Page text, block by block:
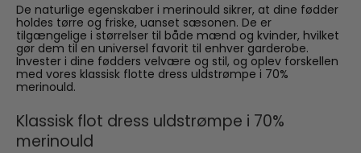
De naturlige egenskaber i merinould sikrer, at dine fødder
holdes tørre og friske, uanset sæsonen. De er
tilgængelige i størrelser til både mænd og kvinder, hvilket
gør dem til en universel favorit til enhver garderobe.
Invester i dine fødders velvære og stil, og oplev forskellen
med vores klassisk flotte dress uldstrømpe i 70%
merinould.
Klassisk flot dress uldstrømpe i 70%
merinould